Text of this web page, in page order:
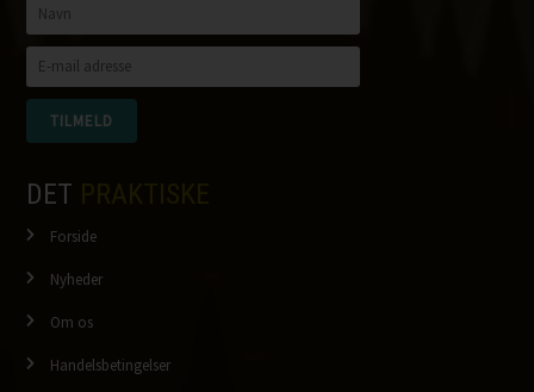
DET
Forside
Nyheder
Om os
Handelsbetingelser